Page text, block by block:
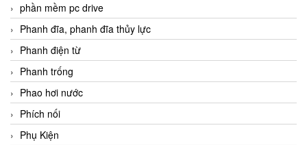
phần mềm pc drive
Phanh đĩa, phanh đĩa thủy lực
Phanh điện từ
Phanh trống
Phao hơi nước
Phích nối
Phụ Kiện